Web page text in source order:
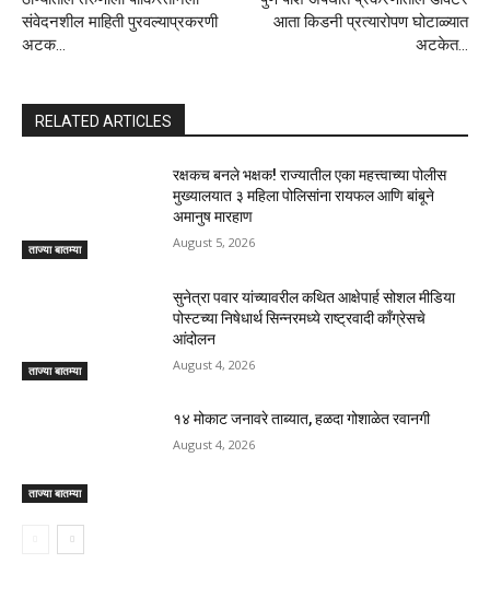
संवेदनशील माहिती पुरवल्याप्रकरणी
अटक…
आता किडनी प्रत्यारोपण घोटाळ्यात
अटकेत…
RELATED ARTICLES
ताज्या बातम्या
रक्षकच बनले भक्षक! राज्यातील एका महत्त्वाच्या पोलीस
मुख्यालयात ३ महिला पोलिसांना रायफल आणि बांबूने
अमानुष मारहाण
August 5, 2026
ताज्या बातम्या
सुनेत्रा पवार यांच्यावरील कथित आक्षेपार्ह सोशल मीडिया
पोस्टच्या निषेधार्थ सिन्नरमध्ये राष्ट्रवादी काँग्रेसचे
आंदोलन
August 4, 2026
ताज्या बातम्या
१४ मोकाट जनावरे ताब्यात, हळदा गोशाळेत रवानगी
August 4, 2026